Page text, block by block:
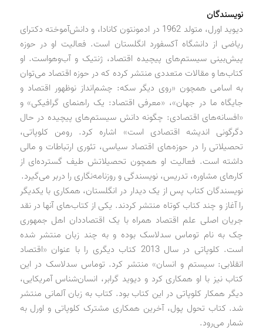
نویسندگان
دیوید اورل، متولد 1962 در ادمونتون کانادا، و دانش‌آموخته دکترای
ریاضی از دانشگاه آکسفورد انگلستان است. فعالیت او در حوزه
پیش‌بینی سیستم‌های پیچیده اقتصاد، ژنتیک و آب‌وهواست. او
کتاب‌ها و مقالات متعددی منتشر کرده که در حوزه اقتصاد می‌توان
به اسامی همچون «روی دیگر سکه: چشم‌انداز نوظهور اقتصاد و
جایگاه ما در جهان»، «معرفی اقتصاد: یک راهنمای گرافیکی» و
«افسانه‌های اقتصادی: چگونه دانش سیستم‌های پیچیده در حال
دگرگونی اندیشه اقتصادی است» اشاره کرد. رومن کلوپاتی،
تحصیلاتی را در حوزه‌های اقتصاد سیاسی، تئوری ارتباطات و مالی
داشته است. فعالیت او همچون تحصیلاتش طیف گسترده‌ای از
کارهای مشاوره، تدریس، نویسندگی و روزنامه‌نگاری را دربر می‌گیرد.
نویسندگان کتاب پس از یک دیدار در انگلستان، همکاری با یکدیگر
را آغاز و چند کتاب کوتاه منتشر کردند. یکی از کتاب‌های آنها در نقد
جریان اصلی علم اقتصاد همراه با یک اقتصاددان اهل جمهوری
چک به نام توماس سدلاسک بوده و به چند زبان منتشر شده
است. کلوپاتی در سال 2013 کتاب دیگری را با عنوان «اقتصاد
انقلابی: سیستم و انسان» منتشر کرد. توماس سدلاسک در این
کتاب نیز با او همکاری کرد و دیوید گرابر، انسان‌شناس آمریکایی،
دیگر همکار کلوپاتی در این کتاب بود. کتاب به زبان آلمانی منتشر
شد. کتاب تحول پول، آخرین همکاری مشترک کلوپاتی و اورل به
شمار می‌رود.